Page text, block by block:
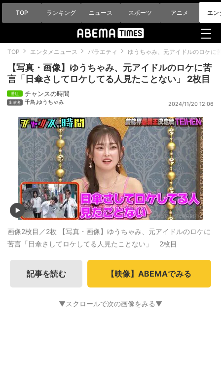
TOP ランキング ニュース スポーツ アニメ エン
TOP エンタメニュース バラエティ ゆうちゃみ、元アイドルのロケに
【写真・画像】ゆうちゃみ、元アイドルのロケに苦
言「日傘さしてロケしてる人見たことない」 2枚目
チャンスの時間
千鳥,ゆうちゃみ 2024/11/20 12:06
画像2枚目／2枚 【写真・画像】ゆうちゃみ、元アイドルのロケに
苦言「日傘さしてロケしてる人見たことない」 2枚目
記事を読む 【映像】ABEMAでみる
▼スクロールで次の画像をみる▼